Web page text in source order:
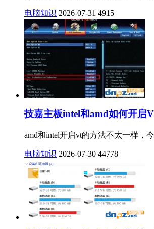
电脑知识 2026-07-31 4915
技嘉主板intel和amd如何开启
amd和intel开启vt的方法不太一样，
电脑知识 2026-07-30 44778